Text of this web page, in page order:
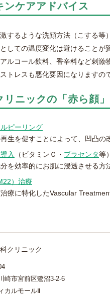
ンケアアドバイス
するような洗顔方法（こする等
しての温度変化は避けることが
ルコール飲料、香辛料など刺激
トレスも悪化要因になりますの
リニックの「赤ら顔
ピーリング
生を促すことによって、凹凸の
入
（ビタミンＣ・ プラセンタ等）
を効率的にお肌に浸透させる方
）治療
療に特化したVascular
クリニック
崎市宮前区鷺沼3-2-6
カルモールⅡ